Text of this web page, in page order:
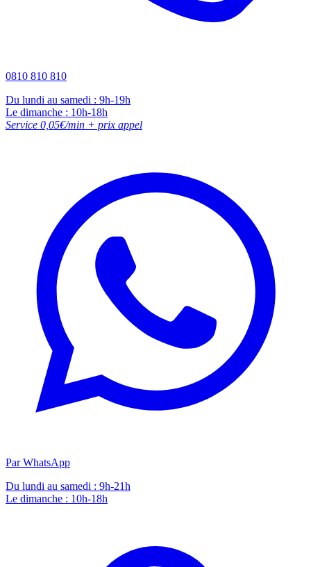
0810 810 810
Du lundi au samedi : 9h-19h
Le dimanche : 10h-18h
Service 0,05€/min + prix appel
Par WhatsApp
Du lundi au samedi : 9h-21h
Le dimanche : 10h-18h